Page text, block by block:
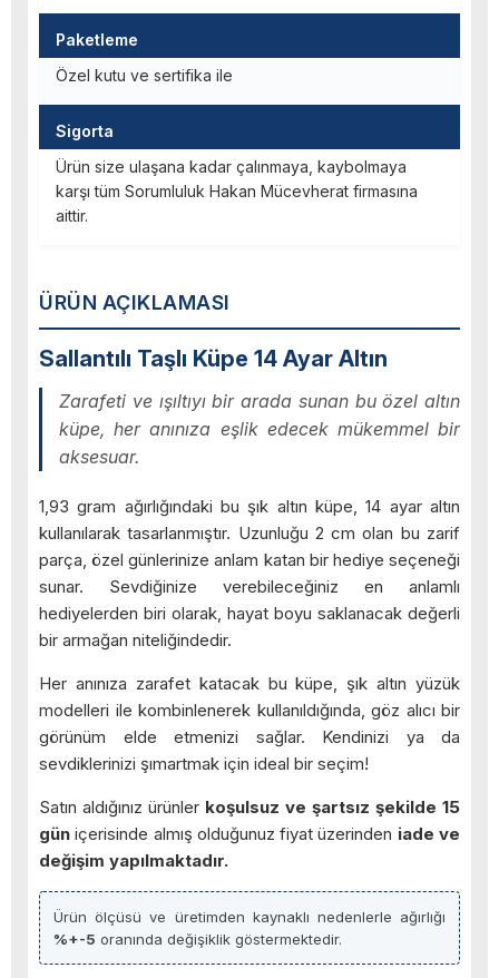
ÜRÜN AÇIKLAMASI
Sallantılı Taşlı Küpe 14 Ayar Altın
Zarafeti ve ışıltıyı bir arada sunan bu özel altın
küpe, her anınıza eşlik edecek mükemmel bir
aksesuar.
1,93 gram ağırlığındaki bu şık altın küpe, 14 ayar altın
kullanılarak tasarlanmıştır. Uzunluğu 2 cm olan bu zarif
parça, özel günlerinize anlam katan bir hediye seçeneği
sunar. Sevdiğinize verebileceğiniz en anlamlı
hediyelerden biri olarak, hayat boyu saklanacak değerli
bir armağan niteliğindedir.
Her anınıza zarafet katacak bu küpe, şık altın yüzük
modelleri ile kombinlenerek kullanıldığında, göz alıcı bir
görünüm elde etmenizi sağlar. Kendinizi ya da
sevdiklerinizi şımartmak için ideal bir seçim!
Satın aldığınız ürünler koşulsuz ve şartsız şekilde 15
gün içerisinde almış olduğunuz fiyat üzerinden iade ve
değişim yapılmaktadır.
Ürün ölçüsü ve üretimden kaynaklı nedenlerle ağırlığı
%+-5 oranında değişiklik göstermektedir.
Paketleme
Özel kutu ve sertifika ile
Sigorta
Ürün size ulaşana kadar çalınmaya, kaybolmaya
karşı tüm Sorumluluk Hakan Mücevherat firmasına
aittir.